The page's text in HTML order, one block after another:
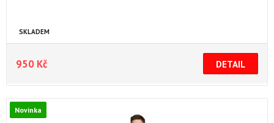
SKLADEM
950 Kč
Novinka